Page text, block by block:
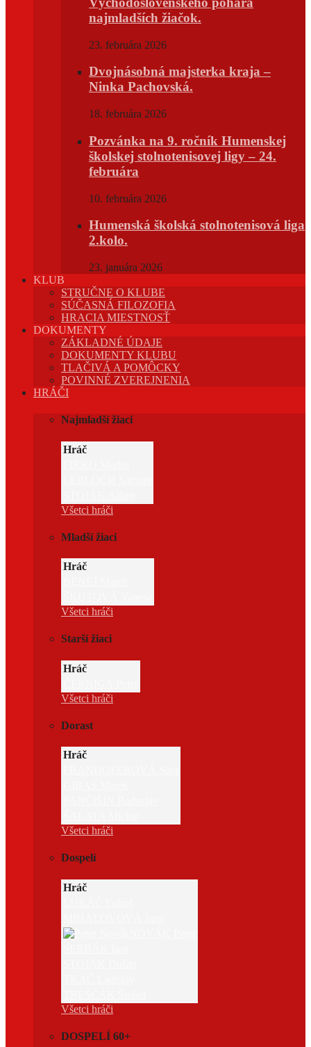
najmladších žiačok.
23. februára 2026
Dvojnásobná majsterka kraja –
Ninka Pachovská.
18. februára 2026
Pozvánka na 9. ročník Humenskej
školskej stolnotenisovej ligy – 24.
februára
10. februára 2026
Humenská školská stolnotenisová liga
2.kolo.
23. januára 2026
KLUB
STRUČNE O KLUBE
SÚČASNÁ FILOZOFIA
HRACIA MIESTNOSŤ
DOKUMENTY
ZÁKLADNÉ ÚDAJE
DOKUMENTY KLUBU
TLAČIVÁ A POMÔCKY
POVINNÉ ZVEREJNENIA
HRÁČI
Najmladší žiaci
Hráč
Všetci hráči
Mladší žiaci
Hráč
Všetci hráči
Starší žiaci
Hráč
Všetci hráči
Dorast
Hráč
Všetci hráči
Dospelí
Hráč
Všetci hráči
DOSPELÍ 60+